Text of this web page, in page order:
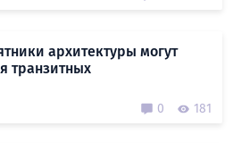
архитектуры могут
транзитных
0 181